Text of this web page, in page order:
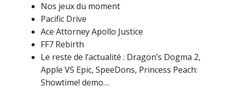
Nos jeux du moment
Pacific Drive
Ace Attorney Apollo Justice
FF7 Rebirth
Le reste de l’actualité : Dragon’s Dogma 2,
Apple VS Epic, SpeeDons, Princess Peach:
Showtime! demo…